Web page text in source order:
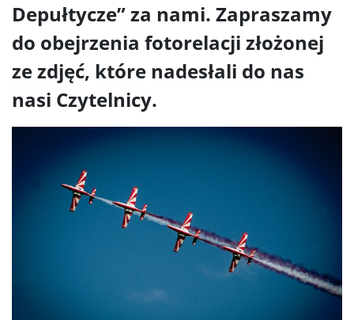
Depułtycze” za nami. Zapraszamy
do obejrzenia fotorelacji złożonej
ze zdjęć, które nadesłali do nas
nasi Czytelnicy.